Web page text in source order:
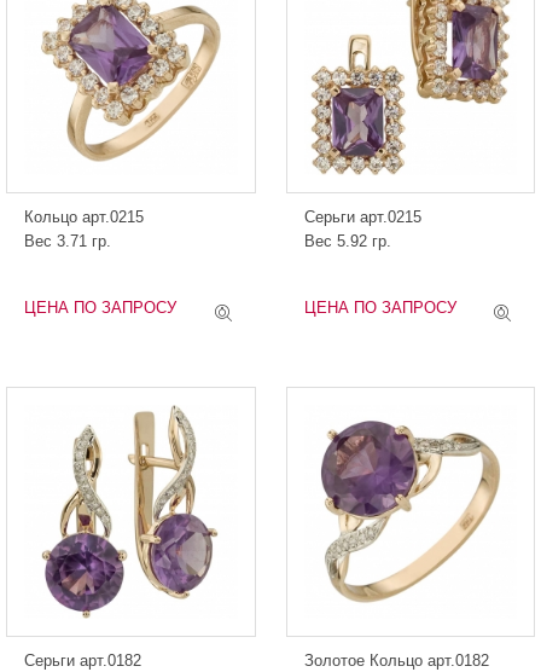
Кольцо арт.0215
Вес 3.71 гр.
ЦЕНА ПО ЗАПРОСУ
Серьги арт.0215
Вес 5.92 гр.
ЦЕНА ПО ЗАПРОСУ
Серьги арт.0182
Золотое Кольцо арт.0182